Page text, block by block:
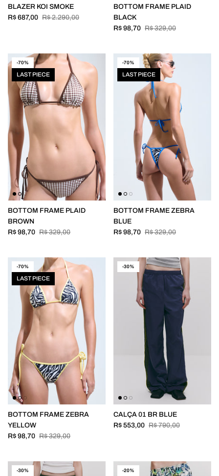
BLAZER KOI SMOKE
R$ 687,00 R$ 2.290,00
BOTTOM FRAME PLAID
BLACK
R$ 98,70 R$ 329,00
-70%
LAST PIECE
BOTTOM FRAME PLAID
BROWN
R$ 98,70 R$ 329,00
-70%
LAST PIECE
BOTTOM FRAME ZEBRA
BLUE
R$ 98,70 R$ 329,00
-70%
LAST PIECE
BOTTOM FRAME ZEBRA
YELLOW
R$ 98,70 R$ 329,00
-30%
CALÇA 01 BR BLUE
R$ 553,00 R$ 790,00
-30% -20%